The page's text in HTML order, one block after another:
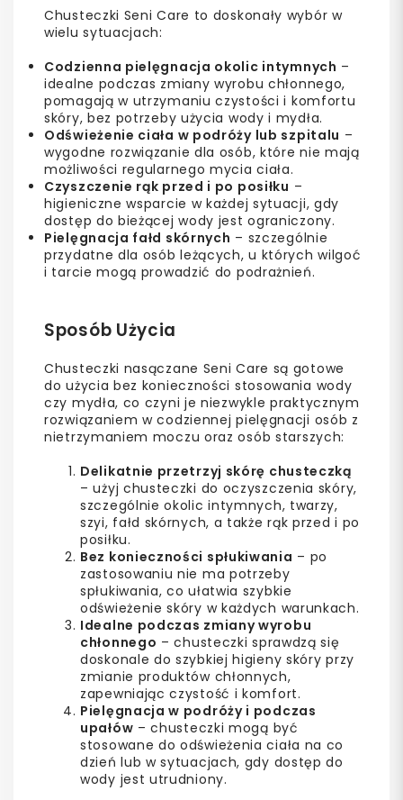
Chusteczki Seni Care to doskonały wybór w
wielu sytuacjach:
Codzienna pielęgnacja okolic intymnych –
idealne podczas zmiany wyrobu chłonnego,
pomagają w utrzymaniu czystości i komfortu
skóry, bez potrzeby użycia wody i mydła.
Odświeżenie ciała w podróży lub szpitalu –
wygodne rozwiązanie dla osób, które nie mają
możliwości regularnego mycia ciała.
Czyszczenie rąk przed i po posiłku –
higieniczne wsparcie w każdej sytuacji, gdy
dostęp do bieżącej wody jest ograniczony.
Pielęgnacja fałd skórnych – szczególnie
przydatne dla osób leżących, u których wilgoć
i tarcie mogą prowadzić do podrażnień.
Sposób Użycia
Chusteczki nasączane Seni Care są gotowe
do użycia bez konieczności stosowania wody
czy mydła, co czyni je niezwykle praktycznym
rozwiązaniem w codziennej pielęgnacji osób z
nietrzymaniem moczu oraz osób starszych:
Delikatnie przetrzyj skórę chusteczką
– użyj chusteczki do oczyszczenia skóry,
szczególnie okolic intymnych, twarzy,
szyi, fałd skórnych, a także rąk przed i po
posiłku.
Bez konieczności spłukiwania – po
zastosowaniu nie ma potrzeby
spłukiwania, co ułatwia szybkie
odświeżenie skóry w każdych warunkach.
Idealne podczas zmiany wyrobu
chłonnego – chusteczki sprawdzą się
doskonale do szybkiej higieny skóry przy
zmianie produktów chłonnych,
zapewniając czystość i komfort.
Pielęgnacja w podróży i podczas
upałów – chusteczki mogą być
stosowane do odświeżenia ciała na co
dzień lub w sytuacjach, gdy dostęp do
wody jest utrudniony.